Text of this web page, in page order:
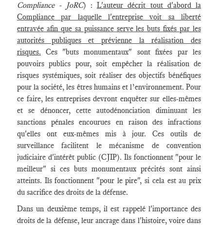
Compliance - JoRC) : L'auteur décrit tout d'abord la
Compliance par laquelle l'entreprise voit sa liberté
entravée afin que sa puissance serve les buts fixés par les
autorités publiques et prévienne la réalisation des
risques. Ces "buts monumentaux" sont fixées par les
pouvoirs publics pour, soit empêcher la réalisation de
risques systémiques, soit réaliser des objectifs bénéfiques
pour la société, les êtres humains et l’environnement. Pour
ce faire, les entreprises devront enquêter sur elles-mêmes
et se dénoncer, cette autodénonciation diminuant les
sanctions pénales encourues en raison des infractions
qu'elles ont eux-mêmes mis à jour. Ces outils de
surveillance facilitent le mécanisme de convention
judiciaire d'intérêt public (CJIP). Ils fonctionnent "pour le
meilleur" si ces buts monumentaux précités sont ainsi
atteints. Ils fonctionnent "pour le pire", si cela est au prix
du sacrifice des droits de la défense.
Dans un deuxième temps, il est rappelé l'importance des
droits de la défense, leur ancrage dans l'histoire, voire dans